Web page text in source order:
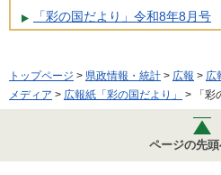
「彩の国だより」令和8年8月号
トップページ > 県政情報・統計 > 広報 > 広
メディア > 広報紙「彩の国だより」 > 「彩
ページの先